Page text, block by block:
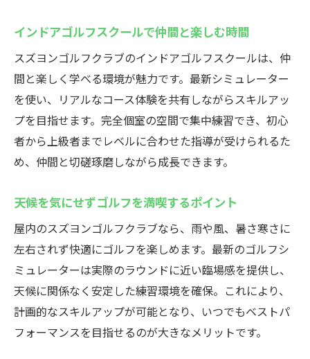
インドアゴルフスクールで仲間と楽しむ時間
スズヨンゴルフクラブのインドアゴルフスクールは、仲
間と楽しく学べる環境が魅力です。最新シミュレーター
を使い、リアルなコース体験を共有しながらスキルアッ
プを目指せます。完全個室の空間で集中練習でき、初心
者から上級者までレベルに合わせた指導が受けられるた
め、仲間と切磋琢磨しながら成長できます。
天候を気にせずゴルフを満喫するポイント
屋内のスズヨンゴルフクラブなら、雨や風、暑さ寒さに
左右されず快適にゴルフを楽しめます。最新のゴルフシ
ミュレーターは実際のラウンドに近い臨場感を提供し、
天候に関係なく安定した練習環境を確保。これにより、
計画的なスキルアップが可能となり、いつでもベストパ
フォーマンスを目指せるのが大きなメリットです。